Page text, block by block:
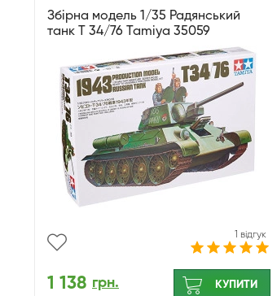
Збірна модель 1/35 Радянський
танк Т 34/76 Tamiya 35059
1 відгук
1 138 грн. КУПИТИ